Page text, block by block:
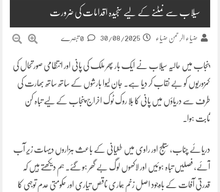
سیلاب سے نمٹنے کے لیے سنجیدہ اقدامات کی ضرورت
ضیاء الرحمن ضیاء 30/08/2025
پنجاب میں حالیہ سیلاب نے ایک بار پھر ملک کی پانی اور انتظامی صورتحال کی
کمزوریوں کو بے نقاب کر دیا ہے۔ جان لیوا بارشوں کے ساتھ ساتھ بھارت کی
طرف سے دریاؤں میں پانی کا بلا روک ٹوک اخراج پنجاب کے لیے تباہ کن
ثابت ہوا۔
دریائے چناب، ستلج اور راوی میں طغیانی کے باعث ہزاروں دیہات زیر آب
آئے، فصلیں تباہ ہوئیں اور لاکھوں لوگ بے گھر ہو گئے۔ ہم دیکھتے ہیں کہ
قدرتی آفات کے باوجود اصل زخم ہماری ناقص تیاری اور حکومتی عدم توجہی کا